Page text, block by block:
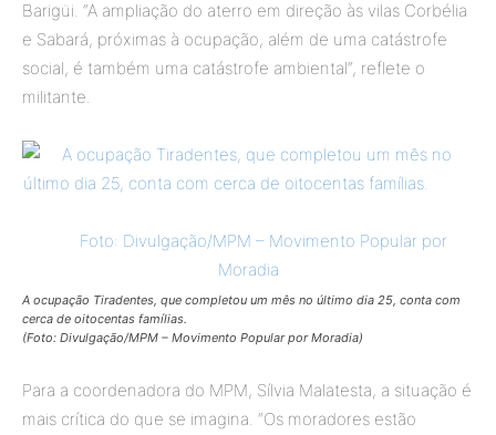
Barigüi. “A ampliação do aterro em direção às vilas Corbélia
e Sabará, próximas à ocupação, além de uma catástrofe
social, é também uma catástrofe ambiental“, reflete o
militante.
A ocupação Tiradentes, que completou um mês no último dia 25, conta com
cerca de oitocentas famílias.
(Foto: Divulgação/MPM – Movimento Popular por Moradia)
Para a coordenadora do MPM, Sílvia Malatesta, a situação é
mais crítica do que se imagina. “Os moradores estão